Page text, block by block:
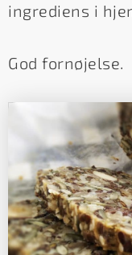
ingrediens i
God fornøjelse.